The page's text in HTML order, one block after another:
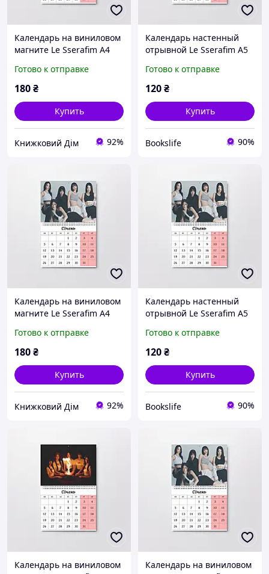
Календарь на виниловом
магните Le Sserafim А4
Готово к отправке
180₴
Купить
Книжковий Дім 92%
Календарь настенный
отрывной Le Sserafim А5
Готово к отправке
120₴
Купить
Bookslife 90%
Календарь на виниловом
магните Le Sserafim А4
Готово к отправке
180₴
Купить
Книжковий Дім 92%
Календарь настенный
отрывной Le Sserafim А5
Готово к отправке
120₴
Купить
Bookslife 90%
Календарь на виниловом
Календарь на виниловом